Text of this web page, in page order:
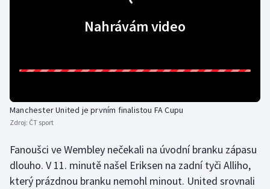
Krasobruslení
Lezení
Lyže a snowboard
Nahrávám video
Manchester United je prvním finalistou FA Cupu
Zdroj: ČT sport
Fanoušci ve Wembley nečekali na úvodní branku zápasu
dlouho. V 11. minutě našel Eriksen na zadní tyči Alliho,
který prázdnou branku nemohl minout. United srovnali